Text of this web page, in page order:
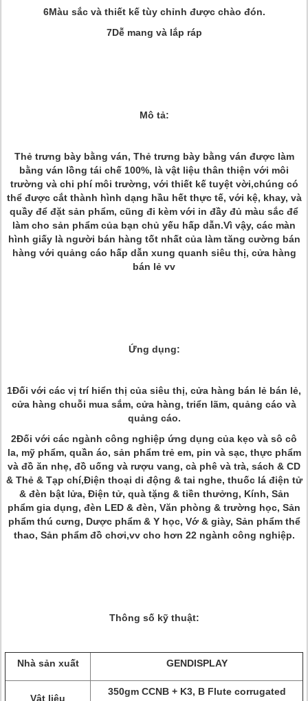
6Màu sắc và thiết kế tùy chỉnh được chào đón.
7Dễ mang và lắp ráp
Mô tả:
Thẻ trưng bày bằng ván, Thẻ trưng bày bằng ván được làm
bằng ván lồng tái chế 100%, là vật liệu thân thiện với môi
trường và chi phí môi trường, với thiết kế tuyệt vời,chúng có
thể được cắt thành hình dạng hầu hết thực tế, với kệ, khay, và
quầy để đặt sản phẩm, cũng đi kèm với in đầy đủ màu sắc để
làm cho sản phẩm của bạn chủ yếu hấp dẫn.Vì vậy, các màn
hình giấy là người bán hàng tốt nhất của làm tăng cường bán
hàng với quảng cáo hấp dẫn xung quanh siêu thị, cửa hàng
bán lẻ vv
Ứng dụng:
1Đối với các vị trí hiển thị của siêu thị, cửa hàng bán lẻ bán lẻ,
cửa hàng chuỗi mua sắm, cửa hàng, triển lãm, quảng cáo và
quảng cáo.
2Đối với các ngành công nghiệp ứng dụng của kẹo và sô cô
la, mỹ phẩm, quần áo, sản phẩm trẻ em, pin và sạc, thực phẩm
và đồ ăn nhẹ, đồ uống và rượu vang, cà phê và trà, sách & CD
& Thẻ & Tạp chí,Điện thoại di động & tai nghe, thuốc lá điện tử
& đèn bật lửa, Điện tử, quà tặng & tiền thưởng, Kính, Sản
phẩm gia dụng, đèn LED & đèn, Văn phòng & trường học, Sản
phẩm thú cưng, Dược phẩm & Y học, Vớ & giày, Sản phẩm thể
thao, Sản phẩm đồ chơi,vv cho hơn 22 ngành công nghiệp.
Thông số kỹ thuật:
Nhà sản xuất GENDISPLAY
Vật liệu
350gm CCNB + K3, B Flute corrugated